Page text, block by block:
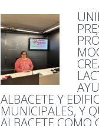
ALBACETE Y
MUNICIPALES, Y
ALBACETE COMO